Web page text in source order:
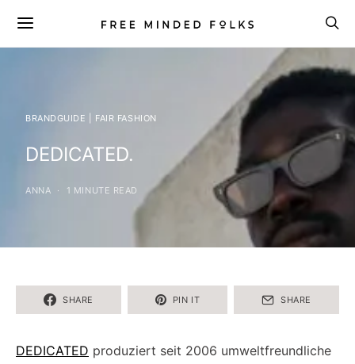
BRANDGUIDE | FAIR FASHION
DEDICATED.
ANNA 1 MINUTE READ
SHARE PIN IT SHARE
DEDICATED produziert seit 2006 umweltfreundliche